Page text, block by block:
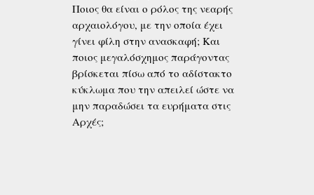
Ποιος θα είναι ο ρόλος της νεαρής
αρχαιολόγου, με την οποία έχει
γίνει φίλη στην ανασκαφή; Και
ποιος μεγαλόσχημος παράγοντας
βρίσκεται πίσω από το αδίστακτο
κύκλωμα που την απειλεί ώστε να
μην παραδώσει τα ευρήματα στις
Αρχές;